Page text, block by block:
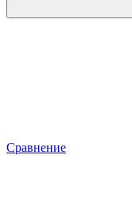
Сравнение